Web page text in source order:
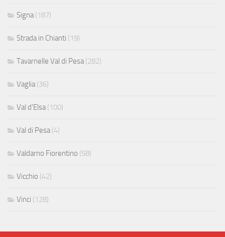
Signa(187)
Strada in Chianti (19)
Tavarnelle Val di Pesa(282)
Vaglia(36)
Val d'Elsa(100)
Val di Pesa(4)
Valdarno Fiorentino (58)
Vicchio (42)
Vinci (128)